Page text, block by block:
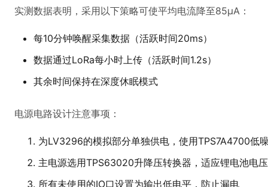
实测数据表明，采用以下策略可使平均电流降至85μA：
每10分钟唤醒采集数据（活跃时间20ms）
数据通过LoRa每小时上传（活跃时间1.2s）
其余时间保持在深度休眠模式
电源电路设计注意事项：
为LV3296的模拟部分单独供电，使用TPS7A4700低
主电源选用TPS63020升降压转换器，适应锂电池电
所有未使用的IO口设置为输出低电平，防止漏电